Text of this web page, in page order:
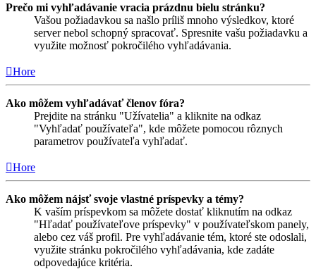
Prečo mi vyhľadávanie vracia prázdnu bielu stránku?
Vašou požiadavkou sa našlo príliš mnoho výsledkov, ktoré
server nebol schopný spracovať. Spresnite vašu požiadavku a
využite možnosť pokročilého vyhľadávania.
Hore
Ako môžem vyhľadávať členov fóra?
Prejdite na stránku "Užívatelia" a kliknite na odkaz
"Vyhľadať používateľa", kde môžete pomocou rôznych
parametrov používateľa vyhľadať.
Hore
Ako môžem nájsť svoje vlastné príspevky a témy?
K vaším príspevkom sa môžete dostať kliknutím na odkaz
"Hľadať používateľove príspevky" v používateľskom panely,
alebo cez váš profil. Pre vyhľadávanie tém, ktoré ste odoslali,
využite stránku pokročilého vyhľadávania, kde zadáte
odpovedajúce kritéria.